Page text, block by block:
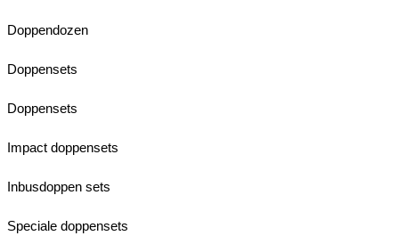
Doppendozen
Doppensets
Doppensets
Impact doppensets
Inbusdoppen sets
Speciale doppensets